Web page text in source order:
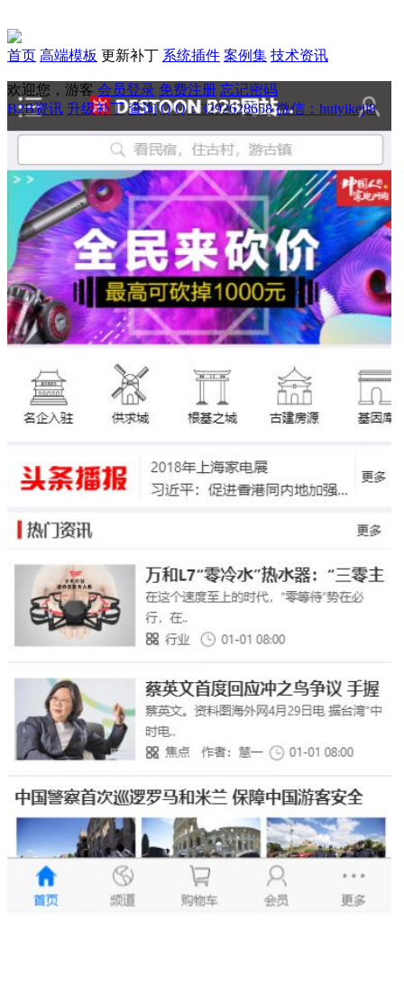
欢迎您，游客 会员登录 免费注册 忘记密码
B2B资讯 升级补丁 查询 Q Q：3292628658 微信：huiyikeji8
首页 高端模板 更新补丁 系统插件 案例集 技术资讯